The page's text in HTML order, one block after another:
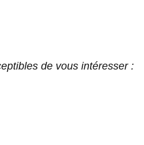
de vous intéresser :